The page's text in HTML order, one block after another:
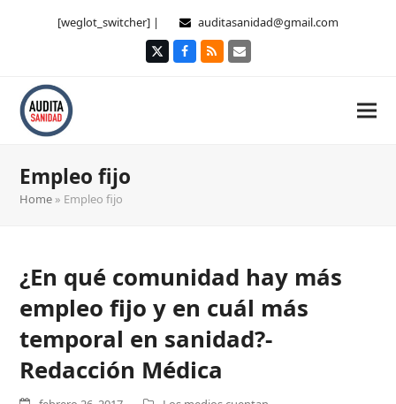
[weglot_switcher] | auditasanidad@gmail.com
TwitterFacebook
RSS Correo
Empleo fijo
Home » Empleo fijo
¿En qué comunidad hay más
empleo fijo y en cuál más
temporal en sanidad?-
Redacción Médica